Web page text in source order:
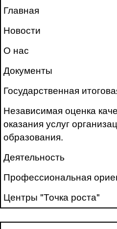
Главная
Новости
О нас
Документы
Государственная
Независимая оценка
оказания услуг
образования.
Деятельность
Профессиональная
Центры "Точка роста"